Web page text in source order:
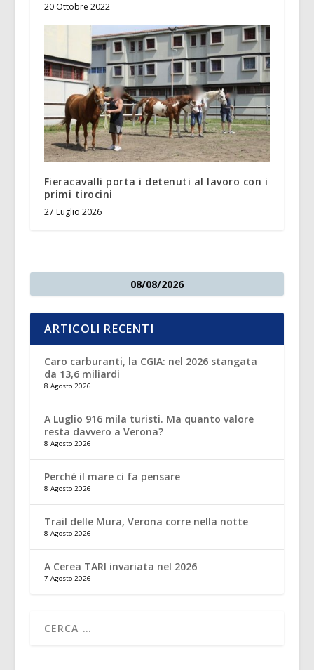
20 Ottobre 2022
Fieracavalli porta i detenuti al lavoro con i
primi tirocini
27 Luglio 2026
08/08/2026
ARTICOLI RECENTI
Caro carburanti, la CGIA: nel 2026 stangata
da 13,6 miliardi
8 Agosto 2026
A Luglio 916 mila turisti. Ma quanto valore
resta davvero a Verona?
8 Agosto 2026
Perché il mare ci fa pensare
8 Agosto 2026
Trail delle Mura, Verona corre nella notte
8 Agosto 2026
A Cerea TARI invariata nel 2026
7 Agosto 2026